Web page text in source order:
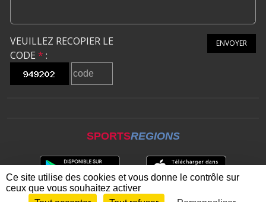
VEUILLEZ RECOPIER LE
CODE * :
ENVOYER
SPORTSREGIONS
Ce site utilise des cookies et vous donne le contrôle sur
ceux que vous souhaitez activer